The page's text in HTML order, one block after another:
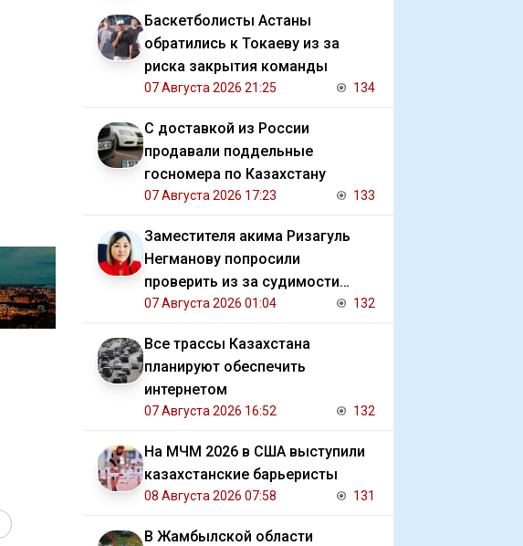
Баскетболисты Астаны
обратились к Токаеву из за
риска закрытия команды
07 Августа 2026 21:25 134
С доставкой из России
продавали поддельные
госномера по Казахстану
07 Августа 2026 17:23 133
Заместителя акима Ризагуль
Негманову попросили
проверить из за судимости
сестры
07 Августа 2026 01:04 132
Все трассы Казахстана
планируют обеспечить
интернетом
07 Августа 2026 16:52 132
На МЧМ 2026 в США выступили
казахстанские барьеристы
08 Августа 2026 07:58 131
В Жамбылской области